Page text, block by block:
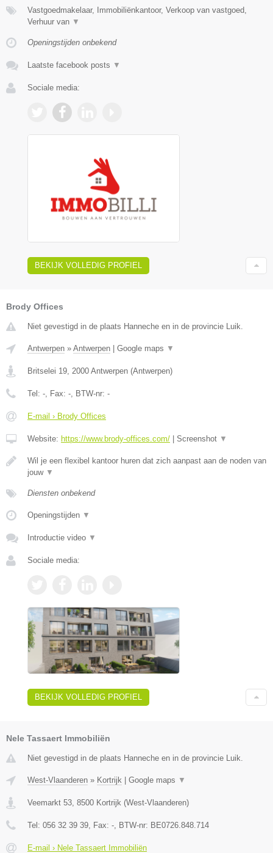
Vastgoedmakelaar, Immobiliënkantoor, Verkoop van vastgoed,
Verhuur van ▼
Openingstijden onbekend
Laatste facebook posts ▼
Sociale media:
BEKIJK VOLLEDIG PROFIEL
Brody Offices
Niet gevestigd in de plaats Hanneche en in de provincie Luik.
Antwerpen » Antwerpen | Google maps ▼
Britselei 19 2000 Antwerpen (Antwerpen)
Tel: - , Fax: - , BTW-nr: -
E-mail › Brody Offices
Website: https://www.brody-offices.com/ | Screenshot ▼
Wil je een flexibel kantoor huren dat zich aanpast aan de noden van
jouw ▼
Diensten onbekend
Openingstijden ▼
Introductie video ▼
Sociale media:
BEKIJK VOLLEDIG PROFIEL
Nele Tassaert Immobiliën
Niet gevestigd in de plaats Hanneche en in de provincie Luik.
West-Vlaanderen » Kortrijk Google maps ▼
Veemarkt 53 8500 Kortrijk (West-Vlaanderen)
Tel: 056 32 39 39 , Fax: - , BTW-nr: BE0726.848.714
E-mail › Nele Tassaert Immobiliën